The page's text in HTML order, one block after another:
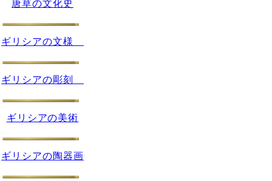
唐草の文化史
ギリシアの文様
ギリシアの彫刻
ギリシアの美術
ギリシアの陶器画